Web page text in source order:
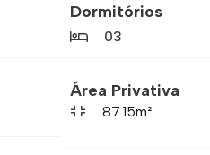
Dormitórios
03
Área Privativa
87.15m²